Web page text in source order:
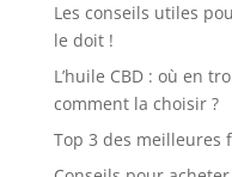
Les conseils utiles
le doit !
L’huile CBD : où en
comment la choisir ?
Top 3 des meilleures